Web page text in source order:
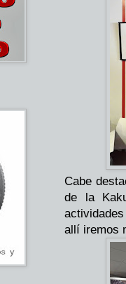
Cabe
de la
allí iremos